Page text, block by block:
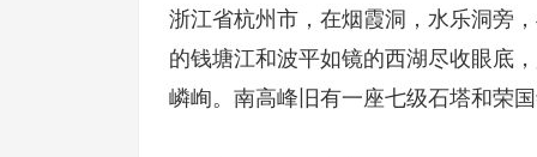
浙江省杭州市，在烟霞洞，水乐洞旁
的钱塘江和波平如镜的西湖尽收眼底
嶙峋。南高峰旧有一座七级石塔和荣